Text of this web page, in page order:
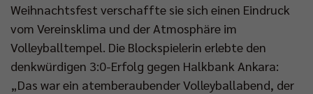
Weihnachtsfest verschaffte sie sich einen Eindruck
vom Vereinsklima und der Atmosphäre im
Volleyballtempel. Die Blockspielerin erlebte den
denkwürdigen 3:0-Erfolg gegen Halkbank Ankara:
„Das war ein atemberaubender Volleyballabend, der